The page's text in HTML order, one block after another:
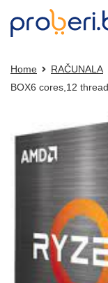
Home RAČUNALA
BOX6 cores,12